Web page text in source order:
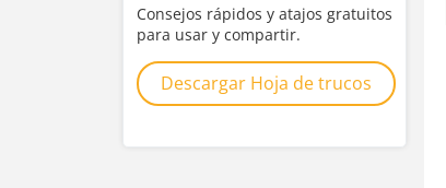
Consejos rápidos y atajos gratuitos
para usar y compartir.
Descargar Hoja de trucos